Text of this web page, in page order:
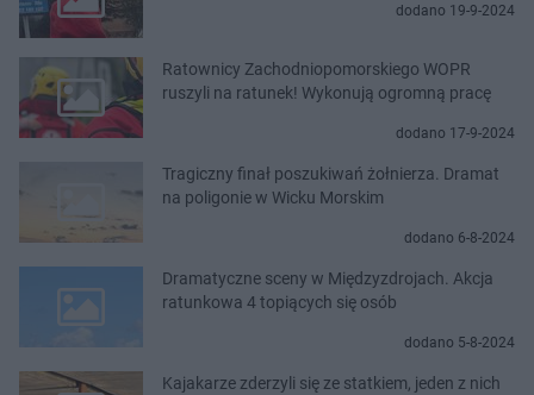
dodano 19-9-2024
Ratownicy Zachodniopomorskiego WOPR
ruszyli na ratunek! Wykonują ogromną pracę
dodano 17-9-2024
Tragiczny finał poszukiwań żołnierza. Dramat
na poligonie w Wicku Morskim
dodano 6-8-2024
Dramatyczne sceny w Międzyzdrojach. Akcja
ratunkowa 4 topiących się osób
dodano 5-8-2024
Kajakarze zderzyli się ze statkiem, jeden z nich